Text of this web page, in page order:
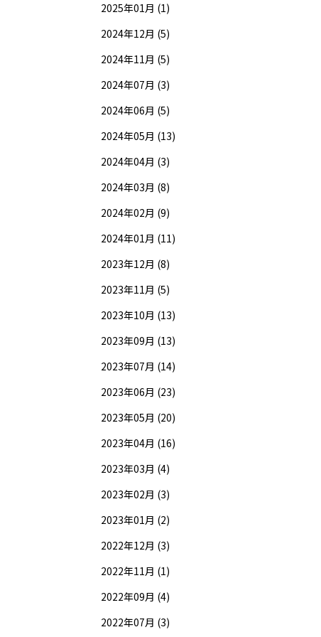
2025年01月 (1)
2024年12月 (5)
2024年11月 (5)
2024年07月 (3)
2024年06月 (5)
2024年05月 (13)
2024年04月 (3)
2024年03月 (8)
2024年02月 (9)
2024年01月 (11)
2023年12月 (8)
2023年11月 (5)
2023年10月 (13)
2023年09月 (13)
2023年07月 (14)
2023年06月 (23)
2023年05月 (20)
2023年04月 (16)
2023年03月 (4)
2023年02月 (3)
2023年01月 (2)
2022年12月 (3)
2022年11月 (1)
2022年09月 (4)
2022年07月 (3)